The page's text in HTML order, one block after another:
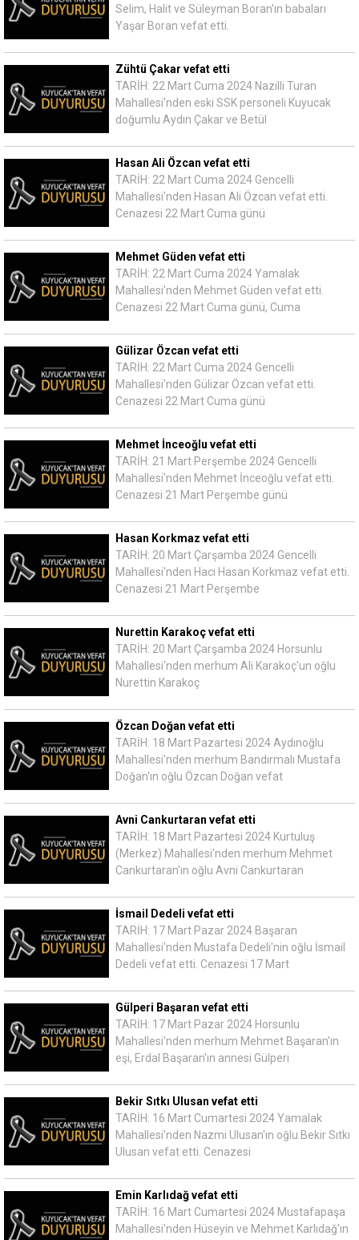
Selim, Halit ve Süleyman Boran'ın babaları
Yaşar Boran vefat etti.
Zühtü Çakar vefat etti
TARİH: 22 Mart Cuma 2024 Nazilli Turan
Mahallesi'nden eski SSK personeli Kuyucak
doğumlu Aydın Çakar ve Betül
Hasan Ali Özcan vefat etti
TARİH: 22 Mart Cuma 2024 Gencelli
Mahallesi'nden Hasan Ali Özcan vefat etti.
Cenazesi 22 Mart Cuma günü
Mehmet Güden vefat etti
TARİH: 22 Mart Cuma 2024 Yamalak
Mahallesi'nden Mehmet Güden vefat etti.
Cenazesi 22 Mart Cuma günü, Cuma
Gülizar Özcan vefat etti
TARİH: 22 Mart Cuma 2024 Gencelli
Mahallesi'nden Gülizar Özcan vefat etti.
Cenazesi 22 Mart Cuma günü
Mehmet İnceoğlu vefat etti
TARİH: 21 Mart Perşembe 2024 Gencelli
Mahallesi'nden Mehmet İnceoğlu vefat etti.
Cenazesi 21 Mart Perşembe günü
Hasan Korkmaz vefat etti
TARİH: 20 Mart Çarşamba 2024 Gencelli
Mahallesi'nden Hacı Hasan Korkmaz vefat etti.
Cenazesi 21 Mart Perşembe
Nurettin Karakoç vefat etti
TARİH: 20 Mart Çarşamba 2024 Horsunlu
Mahallesi'nden merhum Ali Karakoç'un oğlu
Nurettin Karakoç
Özcan Doğan vefat etti
TARİH: 18 Mart Pazartesi 2024 Aydınoğlu
Mahallesi'nden merhum Bandırmalı Mustafa
Doğan'ın oğlu Özcan Doğan vefat
Avni Cankurtaran vefat etti
TARİH: 18 Mart Pazartesi 2024 Kurtuluş
(Merkez) Mahallesi'nden merhum Mehmet
Cankurtaran'ın oğlu Avni Cankurtaran
İsmail Dedeli vefat etti
TARİH: 17 Mart Pazar 2024 Başaran
Mahallesi'nden Mustafa Dedeli'nin oğlu İsmail
Dedeli vefat etti. Cenazesi 17 Mart
Gülperi Başaran vefat etti
TARİH: 17 Mart Pazar 2024 Horsunlu
Mahallesi'nden merhum Mehmet Başaran'ın
eşi, Erdal Başaran'ın annesi Gülperi
Bekir Sıtkı Ulusan vefat etti
TARİH: 16 Mart Cumartesi 2024 Yamalak
Mahallesi'nden Nazmi Ulusan'ın oğlu Bekir Sıtkı
Ulusan vefat etti. Cenazesi
Emin Karlıdağ vefat etti
TARİH: 16 Mart Cumartesi 2024 Mustafapaşa
Mahallesi'nden Hüseyin ve Mehmet Karlıdağ'ın